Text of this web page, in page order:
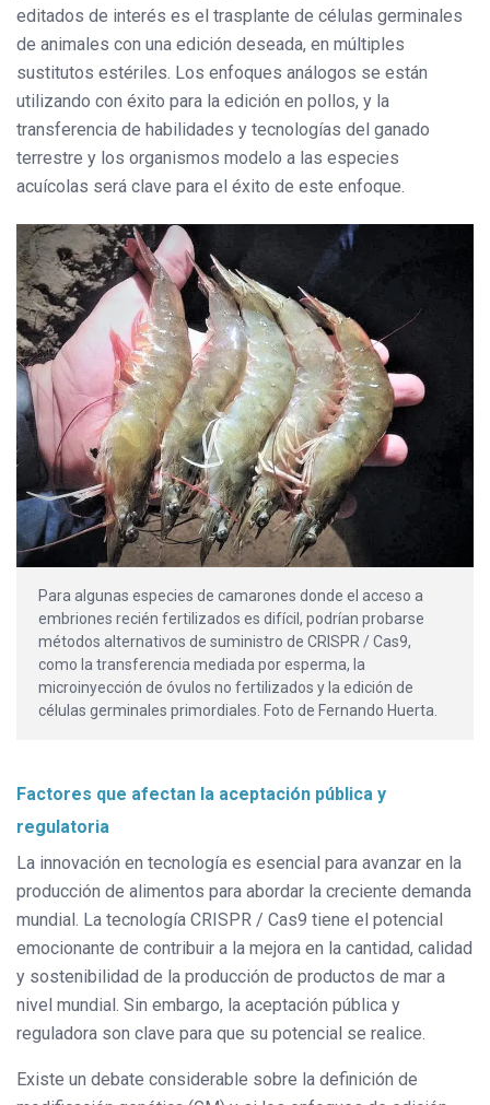
editados de interés es el trasplante de células germinales
de animales con una edición deseada, en múltiples
sustitutos estériles. Los enfoques análogos se están
utilizando con éxito para la edición en pollos, y la
transferencia de habilidades y tecnologías del ganado
terrestre y los organismos modelo a las especies
acuícolas será clave para el éxito de este enfoque.
Para algunas especies de camarones donde el acceso a
embriones recién fertilizados es difícil, podrían probarse
métodos alternativos de suministro de CRISPR / Cas9,
como la transferencia mediada por esperma, la
microinyección de óvulos no fertilizados y la edición de
células germinales primordiales. Foto de Fernando Huerta.
Factores que afectan la aceptación pública y
regulatoria
La innovación en tecnología es esencial para avanzar en la
producción de alimentos para abordar la creciente demanda
mundial. La tecnología CRISPR / Cas9 tiene el potencial
emocionante de contribuir a la mejora en la cantidad, calidad
y sostenibilidad de la producción de productos de mar a
nivel mundial. Sin embargo, la aceptación pública y
reguladora son clave para que su potencial se realice.
Existe un debate considerable sobre la definición de